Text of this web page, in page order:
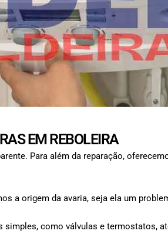
EM REBOLEIRA
Para além da reparação,
a origem da avaria, seja ela um
simples, como válvulas e termostatos,